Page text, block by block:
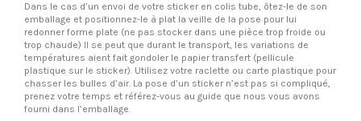
Dans le cas d’un envoi de votre sticker en colis tube, ôtez-le de son
emballage et positionnez-le à plat la veille de la pose pour lui
redonner forme plate (ne pas stocker dans une pièce trop froide ou
trop chaude) Il se peut que durant le transport, les variations de
températures aient fait gondoler le papier transfert (pellicule
plastique sur le sticker). Utilisez votre raclette ou carte plastique pour
chasser les bulles d’air. La pose d’un sticker n’est pas si compliqué,
prenez votre temps et référez-vous au guide que nous vous avons
fourni dans l’emballage.